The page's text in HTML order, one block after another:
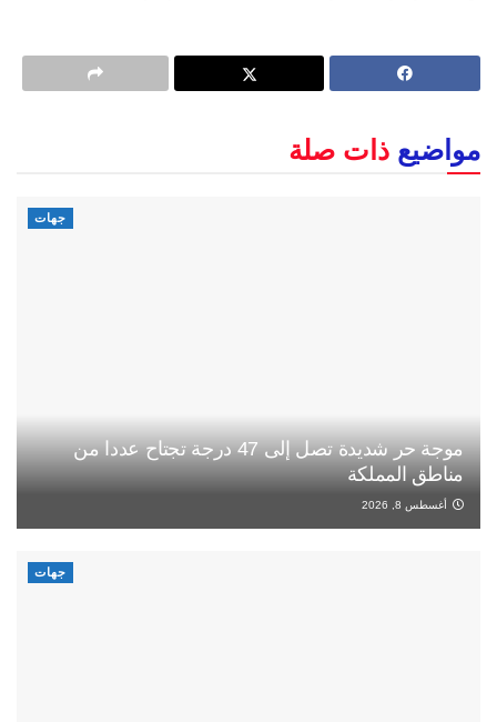
مواضيع ذات صلة
جهات
موجة حر شديدة تصل إلى 47 درجة تجتاح عددا من
مناطق المملكة
أغسطس 8, 2026
جهات